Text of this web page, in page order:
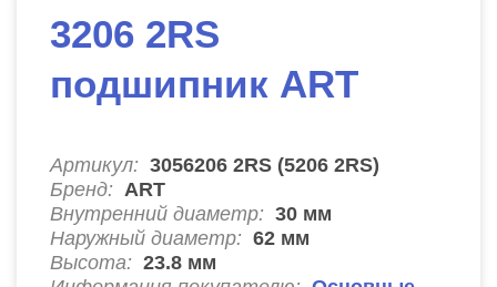
3206 2RS
подшипник ART
Артикул: 3056206 2RS (5206 2RS)
Бренд: ART
Внутренний диаметр: 30 мм
Наружный диаметр: 62 мм
Высота: 23.8 мм